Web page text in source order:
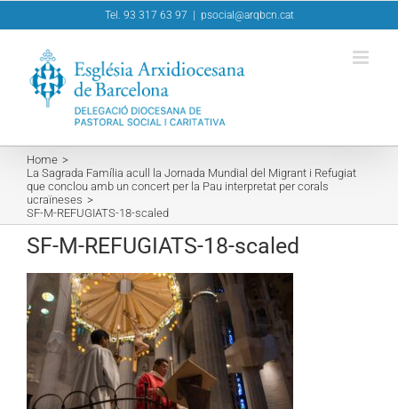
to
Tel. 93 317 63 97 psocial@arqbcn.cat
Home
La Sagrada Família acull la Jornada Mundial del Migrant i Refugiat
que conclou amb un concert per la Pau interpretat per corals
ucraïneses
SF-M-REFUGIATS-18-scaled
SF-M-REFUGIATS-18-scaled